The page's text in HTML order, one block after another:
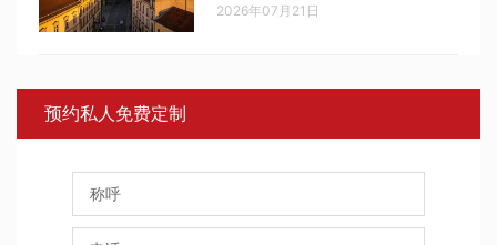
2026年07月21日
预约私人免费定制